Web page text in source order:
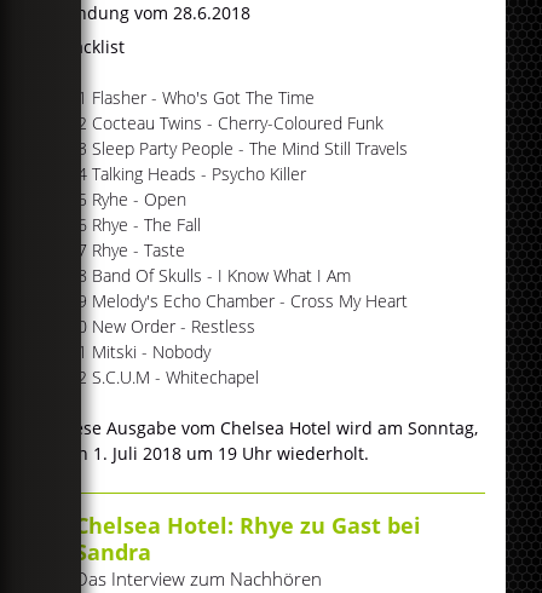
Sendung vom 28.6.2018
Tracklist
#01 Flasher - Who's Got The Time
#02 Cocteau Twins - Cherry-Coloured Funk
#03 Sleep Party People - The Mind Still Travels
#04 Talking Heads - Psycho Killer
#05 Ryhe - Open
#06 Rhye - The Fall
#07 Rhye - Taste
#08 Band Of Skulls - I Know What I Am
#09 Melody's Echo Chamber - Cross My Heart
#10 New Order - Restless
#11 Mitski - Nobody
#12 S.C.U.M - Whitechapel
Diese Ausgabe vom Chelsea Hotel wird am Sonntag,
den 1. Juli 2018 um 19 Uhr wiederholt.
Chelsea Hotel: Rhye zu Gast bei
Sandra
Das Interview zum Nachhören